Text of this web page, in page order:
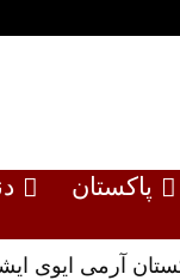
پاکستان
آرمی ایوی ایشن کا بڑا